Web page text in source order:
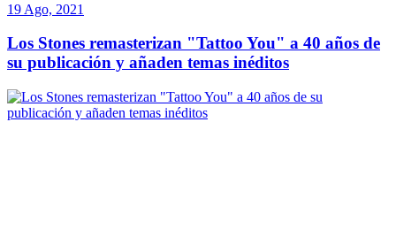
19 Ago, 2021
Los Stones remasterizan "Tattoo You" a 40 años de
su publicación y añaden temas inéditos